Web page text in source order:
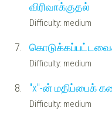
விரிவாக்குதல்
Difficulty: medium
7.
Difficulty: medium
8. "x"-ன் மதிப்பைக்
Difficulty: medium